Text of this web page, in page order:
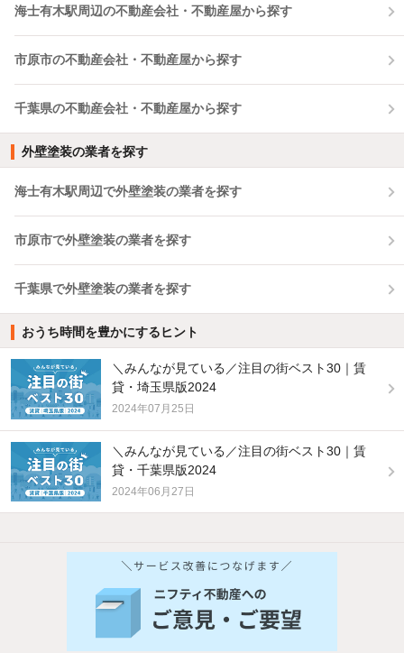
海士有木駅周辺の不動産会社・不動産屋から探す
市原市の不動産会社・不動産屋から探す
千葉県の不動産会社・不動産屋から探す
外壁塗装の業者を探す
海士有木駅周辺で外壁塗装の業者を探す
市原市で外壁塗装の業者を探す
千葉県で外壁塗装の業者を探す
おうち時間を豊かにするヒント
＼みんなが見ている／注目の街ベスト30｜賃
貸・埼玉県版2024
2024年07月25日
＼みんなが見ている／注目の街ベスト30｜賃
貸・千葉県版2024
2024年06月27日
他の人はこんな条件で絞り込んでいます！
バス・トイレ別 2階以上